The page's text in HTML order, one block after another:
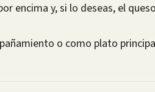
encima y, si lo deseas, el
o como plato